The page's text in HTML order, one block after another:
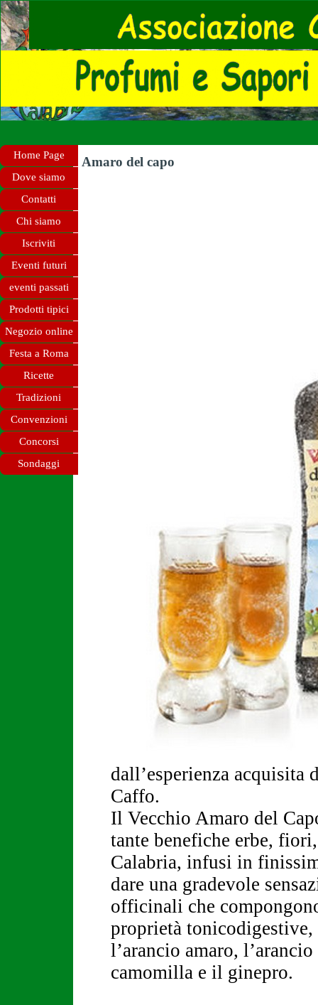
Home Page
Dove siamo
Contatti
Chi siamo
Iscriviti
Eventi futuri
eventi passati
Prodotti tipici
Negozio online
Festa a Roma
Ricette
Tradizioni
Convenzioni
Concorsi
Sondaggi
Amaro del capo
dall’esperienza
Caffo.
Il Vecchio Amaro del
tante benefiche erbe,
Calabria, infusi in
dare una gradevole
officinali che
proprietà
l’arancio amaro,
camomilla e il ginepro.